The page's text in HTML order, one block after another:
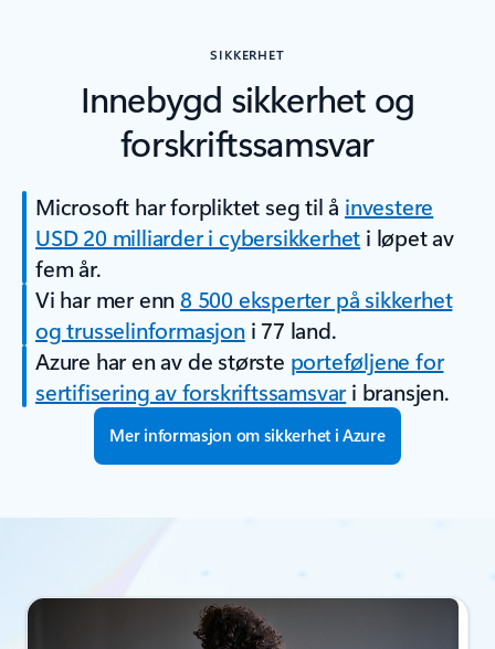
SIKKERHET
Innebygd sikkerhet og
forskriftssamsvar
Microsoft har forpliktet seg til å investere
USD 20 milliarder i cybersikkerhet i løpet av
fem år.
Vi har mer enn8 500 eksperter på sikkerhet
og trusselinformasjoni 77 land.
Azure har en av de største porteføljene for
sertifisering av forskriftssamsvari bransjen.
Mer informasjon om sikkerhet i Azure